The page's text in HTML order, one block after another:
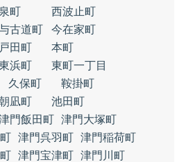
泉町
西波止町
古道町
今在家町
戸田町
本町
浜町
東町一丁目
久保町
鞍掛町
凪町
池田町
門飯田町 津門大塚町
津門呉羽町 津門稲荷町
津門宝津町 津門川町